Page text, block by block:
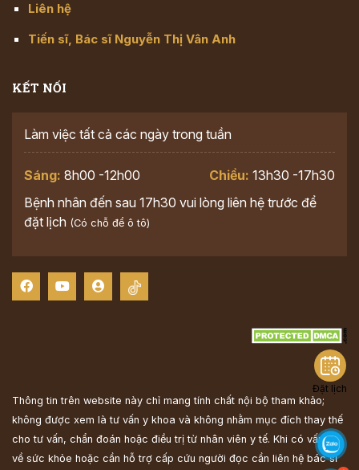
Liên hệ
Tiến sĩ, Bác sĩ Nguyễn Thị Vân Anh
KẾT NỐI
Làm việc tất cả các ngày trong tuần
Sáng: 8h00 -12h00 Chiều: 13h30 -17h30
Bệnh nhân đến sau 17h30 vui lòng liên hệ trước để
đặt lịch (Có chỗ để ô tô)
Thông tin trên website này chỉ mang tính chất nội bộ tham khảo;
không được xem là tư vấn y khoa và không nhằm mục đích thay thế
cho tư vấn, chẩn đoán hoặc điều trị từ nhân viên y tế. Khi có vấn đề
về sức khỏe hoặc cần hỗ trợ cấp cứu người đọc cần liên hệ bác sĩ
Đặt lịch